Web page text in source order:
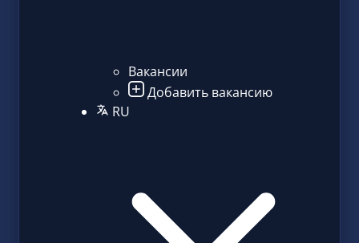
Вакансии
Добавить вакансию
RU